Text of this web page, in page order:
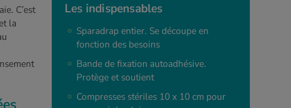
Les indispensables
Sparadrap entier. Se découpe en
fonction des besoins
Bande de fixation autoadhésive.
Protège et soutient
Compresses stériles 10 x 10 cm pour
C’est
la